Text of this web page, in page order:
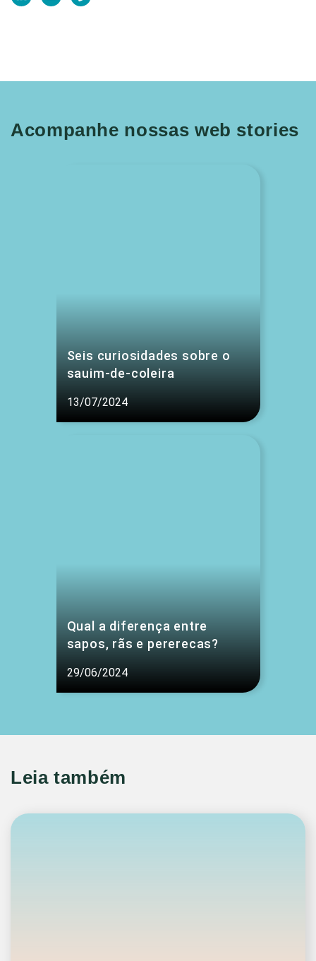
Acompanhe nossas web stories
Seis curiosidades sobre o
sauim-de-coleira
13/07/2024
Qual a diferença entre
sapos, rãs e pererecas?
29/06/2024
Leia também